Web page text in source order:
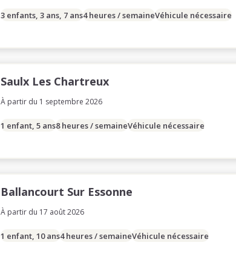
3 enfants, 3 ans, 7 ans4 heures / semaineVéhicule nécessaire
Saulx Les Chartreux
À partir du 1 septembre 2026
1 enfant, 5 ans8 heures / semaineVéhicule nécessaire
Ballancourt Sur Essonne
À partir du 17 août 2026
1 enfant, 10 ans4 heures / semaineVéhicule nécessaire